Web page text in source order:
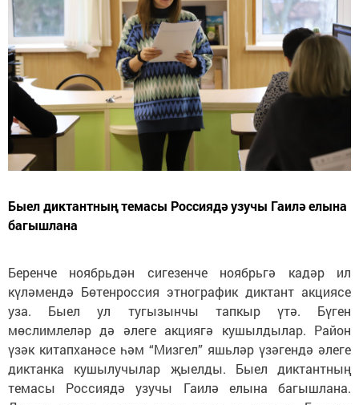
Быел диктантның темасы Россиядә узучы Гаилә елына
багышлана
Беренче ноябрьдән сигезенче ноябрьгә кадәр ил
күләмендә Бөтенроссия этнографик диктант акциясе
уза. Быел ул тугызынчы тапкыр үтә. Бүген
мөслимлеләр дә әлеге акциягә кушылдылар. Район
үзәк китапханәсе һәм “Мизгел” яшьләр үзәгендә әлеге
диктанка кушылучылар җыелды. Быел диктантның
темасы Россиядә узучы Гаилә елына багышлана.